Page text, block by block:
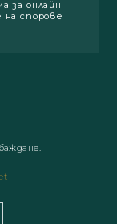
за онлайн
на спорове